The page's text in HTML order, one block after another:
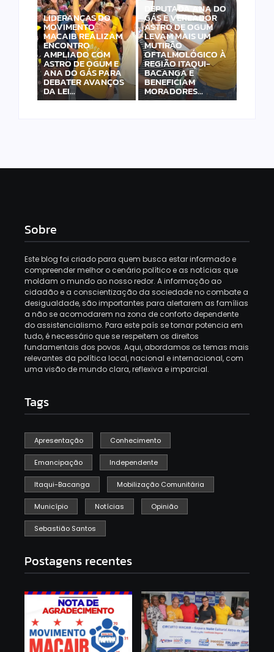
LIDERANÇAS DO
MOVIMENTO
MACAIB REALIZAM
ENCONTRO
AMPLIADO COM
ASTRO DE OGUM E
ANA DO GÁS PARA
DEBATER AVANÇOS
DA LEI…
DEPUTADA ANA DO
GÁS E VEREADOR
ASTRO DE OGUM
LEVAM MAIS UM
MUTIRÃO
OFTALMOLÓGICO À
REGIÃO ITAQUI-
BACANGA E
BENEFICIAM
MORADORES…
Sobre
Este blog foi criado para quem busca estar informado e
compreender melhor o cenário político e as notícias que
moldam o mundo ao nosso redor. A informação ao
cidadão e a conscientização da sociedade no combate a
desigualdade, são importantes para alertarem as famílias
a não se acomodarem na zona de conforto dependente
do assistencialismo. Para este país se tornar potencia em
tudo, é necessário que se respeitem os direitos
fundamentais dos povos. Aqui, abordamos os temas mais
relevantes da política local, nacional e internacional, com
uma visão de mundo clara, reflexiva e imparcial.
Tags
Apresentação Conhecimento
Emancipação Independente
Itaqui-Bacanga Mobilização Comunitária
Município Notícias Opinião
Sebastião Santos
Postagens recentes